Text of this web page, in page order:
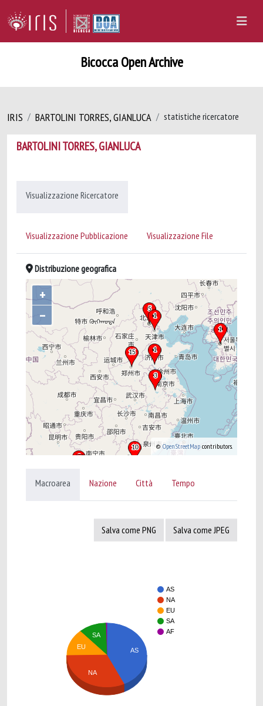
Bicocca Open Archive
IRIS BARTOLINI TORRES, GIANLUCA statistiche ricercatore
BARTOLINI TORRES, GIANLUCA
Visualizzazione Ricercatore
Visualizzazione Pubblicazione Visualizzazione File
Distribuzione geografica
+
–
©OpenStreetMap contributors.
Macroarea Nazione Città Tempo
Salva come PNG Salva come JPEG
AS
NA
EU
SA
AF
AS
SA
EU
NA